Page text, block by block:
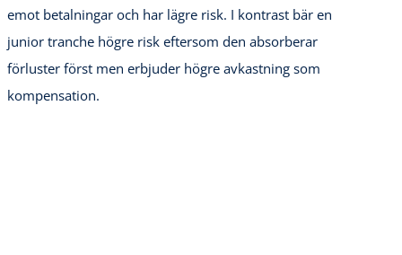
emot betalningar och har lägre risk. I kontrast bär en
junior tranche högre risk eftersom den absorberar
förluster först men erbjuder högre avkastning som
kompensation.